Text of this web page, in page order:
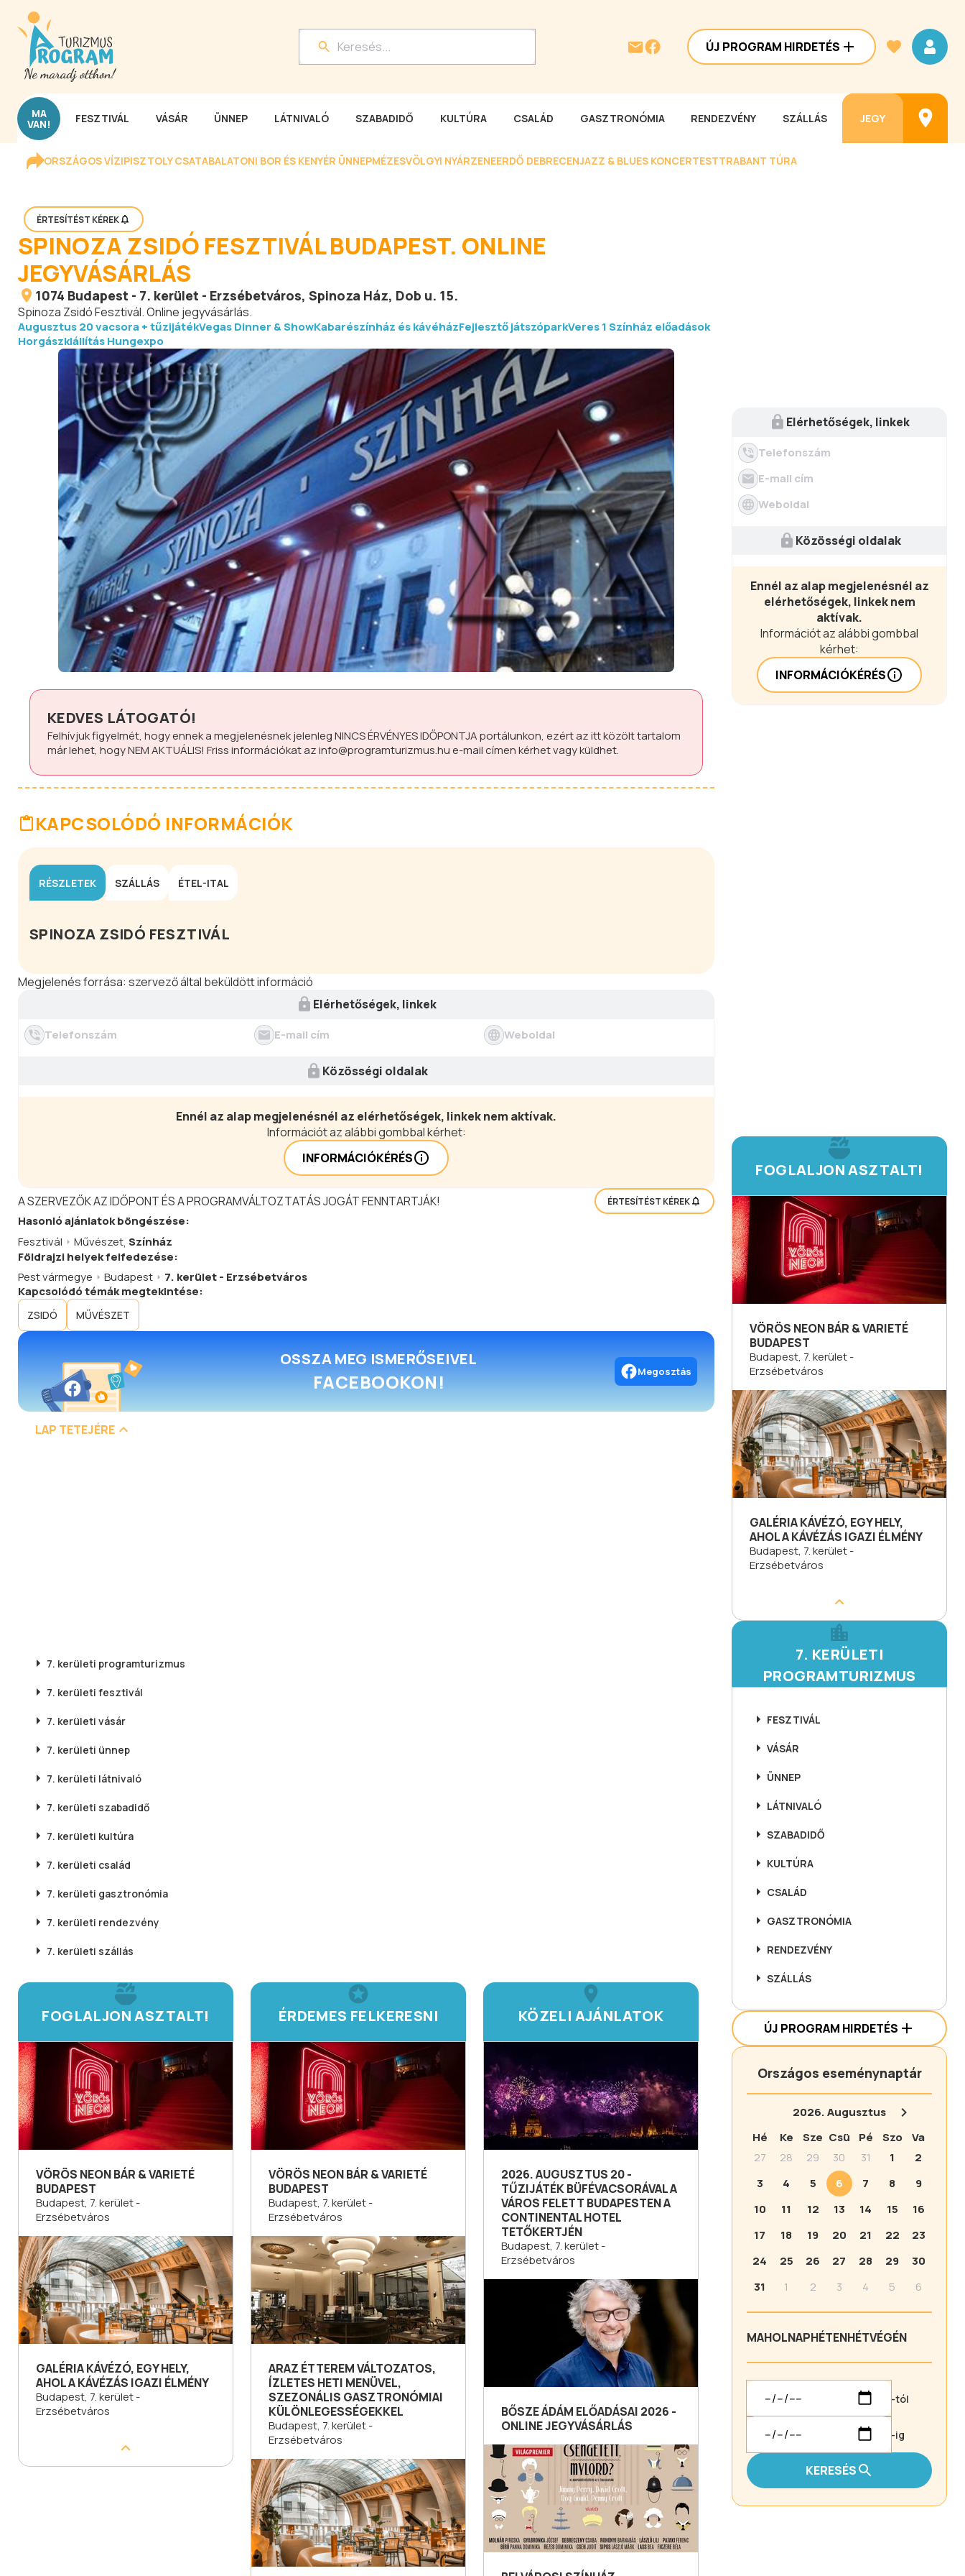
ÚJ PROGRAM HIRDETÉS
MA
VAN! FESZTIVÁL VÁSÁR ÜNNEP LÁTNIVALÓ SZABADIDŐ KULTÚRA CSALÁD GASZTRONÓMIA RENDEZVÉNY SZÁLLÁS JEGY
ORSZÁGOS VÍZIPISZTOLY CSATABALATONI BOR ÉS KENYÉR ÜNNEPMÉZESVÖLGYI NYÁRZENEERDŐ DEBRECENJAZZ & BLUES KONCERTESTTRABANT TÚRA
ÉRTESÍTÉST KÉREK
SPINOZA ZSIDÓ FESZTIVÁL BUDAPEST. ONLINE
JEGYVÁSÁRLÁS
1074 Budapest - 7. kerület - Erzsébetváros, Spinoza Ház, Dob u. 15.
Spinoza Zsidó Fesztivál. Online jegyvásárlás.
Augusztus 20 vacsora + tűzijátékVegas Dinner & ShowKabarészínház és kávéházFejlesztő játszóparkVeres 1 Színház előadások
Horgászkiállítás Hungexpo
KEDVES LÁTOGATÓ!
Felhívjuk figyelmét, hogy ennek a megjelenésnek jelenlegNINCS ÉRVÉNYES IDŐPONTJAportálunkon, ezért az itt közölt tartalom
már lehet, hogyNEM AKTUÁLIS! Friss információkat azinfo@programturizmus.hue-mail címen kérhet vagy küldhet.
KAPCSOLÓDÓ INFORMÁCIÓK
RÉSZLETEK SZÁLLÁS ÉTEL-ITAL
SPINOZA ZSIDÓ FESZTIVÁL
Megjelenés forrása: szervező által beküldött információ
Elérhetőségek, linkek
Telefonszám E-mail cím Weboldal
Közösségi oldalak
Ennél az alap megjelenésnél az elérhetőségek, linkek nem aktívak.
Információt az alábbi gombbal kérhet:
INFORMÁCIÓKÉRÉS
A SZERVEZŐK AZ IDŐPONT ÉS A PROGRAMVÁLTOZTATÁS JOGÁT FENNTARTJÁK! ÉRTESÍTÉST KÉREK
Hasonlóajánlatokböngészése:
Fesztivál
Művészet, Színház
Földrajzi helyek felfedezése:
Pest vármegye
Budapest
7. kerület - Erzsébetváros
Kapcsolódó témák megtekintése:
ZSIDÓ MŰVÉSZET
OSSZA MEG ISMERŐSEIVEL
FACEBOOKON! Megosztás
LAP TETEJÉRE
7. kerületi programturizmus
7. kerületi fesztivál
7. kerületi vásár
7. kerületi ünnep
7. kerületi látnivaló
7. kerületi szabadidő
7. kerületi kultúra
7. kerületi család
7. kerületi gasztronómia
7. kerületi rendezvény
7. kerületi szállás
FOGLALJON ASZTALT!
VÖRÖS NEON BÁR & VARIETÉ
BUDAPEST
Budapest, 7. kerület -
Erzsébetváros
GALÉRIA KÁVÉZÓ, EGY HELY,
AHOL A KÁVÉZÁS IGAZI ÉLMÉNY
Budapest, 7. kerület -
Erzsébetváros
ÉRDEMES FELKERESNI
VÖRÖS NEON BÁR & VARIETÉ
BUDAPEST
Budapest, 7. kerület -
Erzsébetváros
ARAZ ÉTTEREM VÁLTOZATOS,
ÍZLETES HETI MENÜVEL,
SZEZONÁLIS GASZTRONÓMIAI
KÜLÖNLEGESSÉGEKKEL
Budapest, 7. kerület -
Erzsébetváros
KÖZELI AJÁNLATOK
2026. AUGUSZTUS 20 -
TŰZIJÁTÉK BÜFÉVACSORÁVAL A
VÁROS FELETT BUDAPESTEN A
CONTINENTAL HOTEL
TETŐKERTJÉN
Budapest, 7. kerület -
Erzsébetváros
BŐSZE ÁDÁM ELŐADÁSAI 2026 -
ONLINE JEGYVÁSÁRLÁS
Elérhetőségek, linkek
Telefonszám
E-mail cím
Weboldal
Közösségi oldalak
Ennél az alap megjelenésnél az
elérhetőségek, linkek nem
aktívak.
Információt az alábbi gombbal
kérhet:
INFORMÁCIÓKÉRÉS
FOGLALJON ASZTALT!
VÖRÖS NEON BÁR & VARIETÉ
BUDAPEST
Budapest, 7. kerület -
Erzsébetváros
GALÉRIA KÁVÉZÓ, EGY HELY,
AHOL A KÁVÉZÁS IGAZI ÉLMÉNY
Budapest, 7. kerület -
Erzsébetváros
7. KERÜLETI
PROGRAMTURIZMUS
FESZTIVÁL
VÁSÁR
ÜNNEP
LÁTNIVALÓ
SZABADIDŐ
KULTÚRA
CSALÁD
GASZTRONÓMIA
RENDEZVÉNY
SZÁLLÁS
ÚJ PROGRAM HIRDETÉS
Országos eseménynaptár
2026.Augusztus
Hé
Ke Sze Csü Pé Szo
Va
27
28 29 30 31 1
2
3
4 5 6 7 8
9
10
11 12 13 14 15
16
17
18 19 20 21 22
23
24
25 26 27 28 29
30
31
1 2 3 4 5 6
MAHOLNAPHÉTENHÉTVÉGÉN
-tól
-ig
KERESÉS